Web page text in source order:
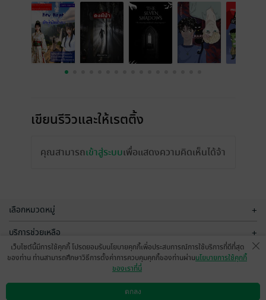
เขียนรีวิวและให้เรตติ้ง
คุณสามารถเข้าสู่ระบบเพื่อแสดงความคิดเห็นได้จ้า
เลือกหมวดหมู่ +
บริการช่วยเหลือ +
เกี่ยวกับเรา
เว็บไซต์นี้มีการใช้คุกกี้ โปรดยอมรับนโยบายคุกกี้เพื่อประสบการณ์การใช้บริการที่ดีที่สุด
ของท่าน ท่านสามารถศึกษาวิธีการตั้งค่าการควบคุมคุกกี้ของท่านผ่านนโยบายการใช้คุกกี้
ของเราที่นี่
ตกลง